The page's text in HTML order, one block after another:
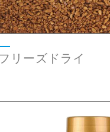
フリーズドライ